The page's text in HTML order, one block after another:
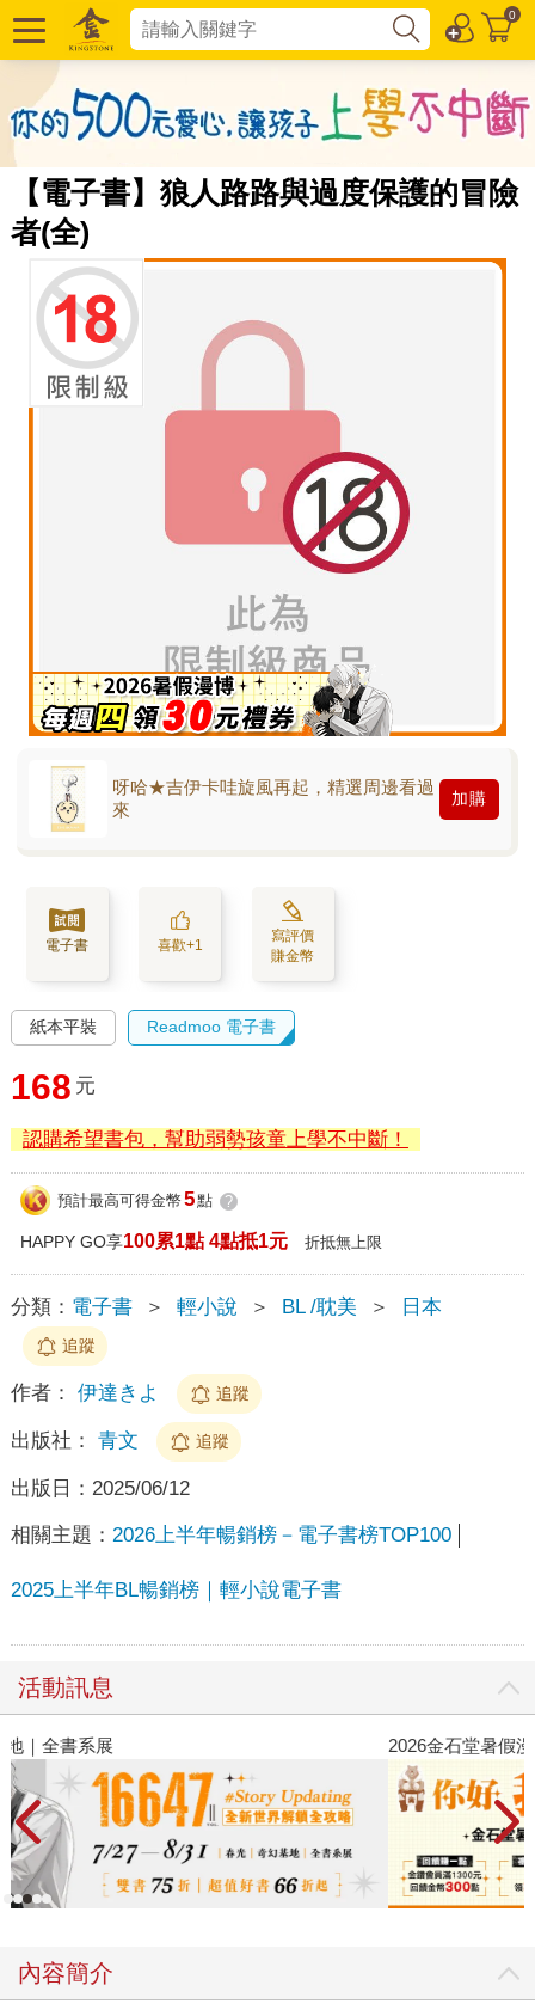
0
【電子書】狼人路路與過度保護的冒險
者(全)
呀哈★吉伊卡哇旋風再起，精選周邊看過
來
加購
電子書 喜歡+1
寫評價
賺金幣
紙本平裝 Readmoo 電子書
168 元
認購希望書包，幫助弱勢孩童上學不中斷！
預計最高可得金幣 5點 ?
HAPPY GO享100累1點 4點抵1元 折抵無上限
分類： 電子書 ＞ 輕小說 ＞ BL /耽美 ＞ 日本
追蹤
作者： 伊達きよ 追蹤
出版社： 青文 追蹤
出版日： 2025/06/12
相關主題： 2026上半年暢銷榜－電子書榜TOP100
2025上半年BL暢銷榜｜輕小說電子書
活動訊息
2026金石堂暑假漫博〈你好，我吃一點〉第二波
內容簡介